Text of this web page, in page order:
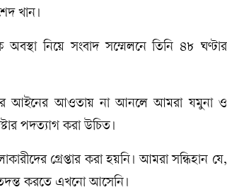
খান।
নিয়ে সংবাদ সম্মেলনে তিনি ৪৮ ঘণ্টার
আইনের আওতায় না আনলে আমরা যমুনা ও
পদত্যাগ করা উচিত।
গ্রেপ্তার করা হয়নি। আমরা সন্ধিহান যে,
তদন্ত করতে এখনো আসেনি।